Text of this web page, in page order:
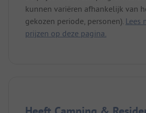
kunnen variëren afhankelijk van
gekozen periode, personen). Lees
prijzen op deze pagina.